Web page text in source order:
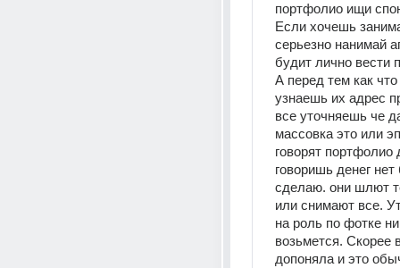
портфолио ищи
Если хочешь
серьезно нанимай
будит лично вести
А перед тем как
узнаешь их адрес
все уточняешь че
массовка это или
говорят портфолио
говоришь денег нет
сделаю. они шлют
или снимают все.
на роль по фотке
возьмется. Скорее
допоняла и это